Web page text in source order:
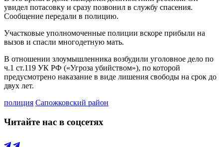
увидел потасовку и сразу позвонил в службу спасения.
Сообщение передали в полицию.
Участковые уполномоченные полиции вскоре прибыли на
вызов и спасли многодетную мать.
В отношении злоумышленника возбудили уголовное дело по
ч.1 ст.119 УК РФ («Угроза убийством»), по которой
предусмотрено наказание в виде лишения свободы на срок до
двух лет.
полиция Сапожковский район
Читайте нас в соцсетях